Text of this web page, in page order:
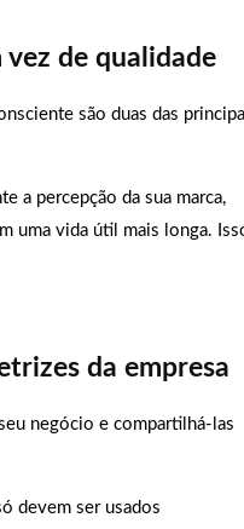
de qualidade
são duas das
a percepção da sua marca,
uma vida útil mais longa.
da empresa
negócio e compartilhá-las
devem ser usados